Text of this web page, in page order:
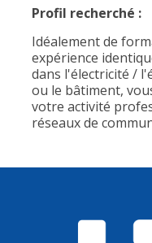
Profil recherché :
Idéalement de
expérience
dans l'électricité /
ou le bâtiment,
votre activité
réseaux de